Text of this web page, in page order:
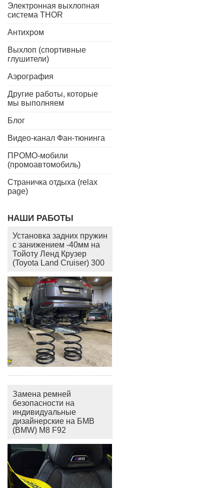
Электронная выхлопная
система THOR
Антихром
Выхлоп (спортивные
глушители)
Аэрография
Другие работы, которые
мы выполняем
Блог
Видео-канал Фан-тюнинга
ПРОМО-мобили
(промоавтомобиль)
Страничка отдыха (relax
page)
НАШИ РАБОТЫ
Установка задних пружин
с занижением -40мм на
Тойоту Ленд Крузер
(Toyota Land Cruiser) 300
Замена ремней
безопасности на
индивидуальные
дизайнерские на БМВ
(BMW) M8 F92